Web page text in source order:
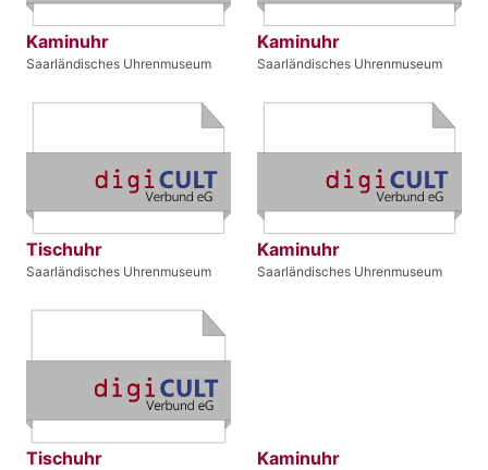
Kaminuhr
Saarländisches Uhrenmuseum
Kaminuhr
Saarländisches Uhrenmuseum
Tischuhr
Saarländisches Uhrenmuseum
Kaminuhr
Saarländisches Uhrenmuseum
Tischuhr Kaminuhr